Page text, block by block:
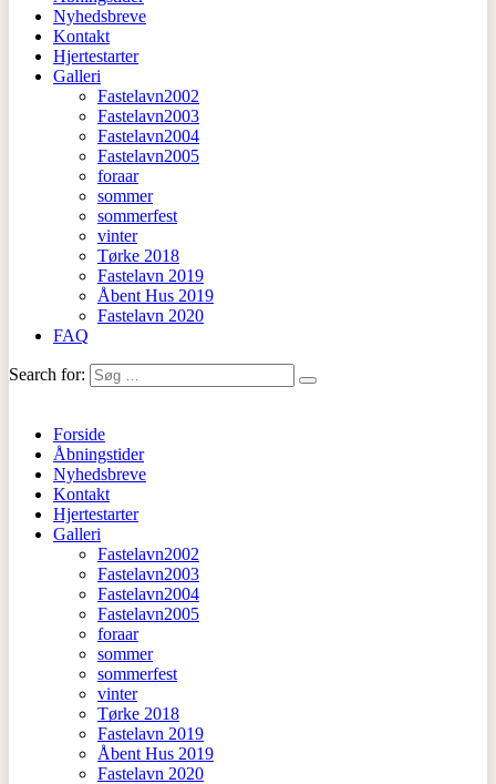
Nyhedsbreve
Kontakt
Hjertestarter
Galleri
Fastelavn2002
Fastelavn2003
Fastelavn2004
Fastelavn2005
foraar
sommer
sommerfest
vinter
Tørke 2018
Fastelavn 2019
Åbent Hus 2019
Fastelavn 2020
FAQ
Search for:
Forside
Åbningstider
Nyhedsbreve
Kontakt
Hjertestarter
Galleri
Fastelavn2002
Fastelavn2003
Fastelavn2004
Fastelavn2005
foraar
sommer
sommerfest
vinter
Tørke 2018
Fastelavn 2019
Åbent Hus 2019
Fastelavn 2020